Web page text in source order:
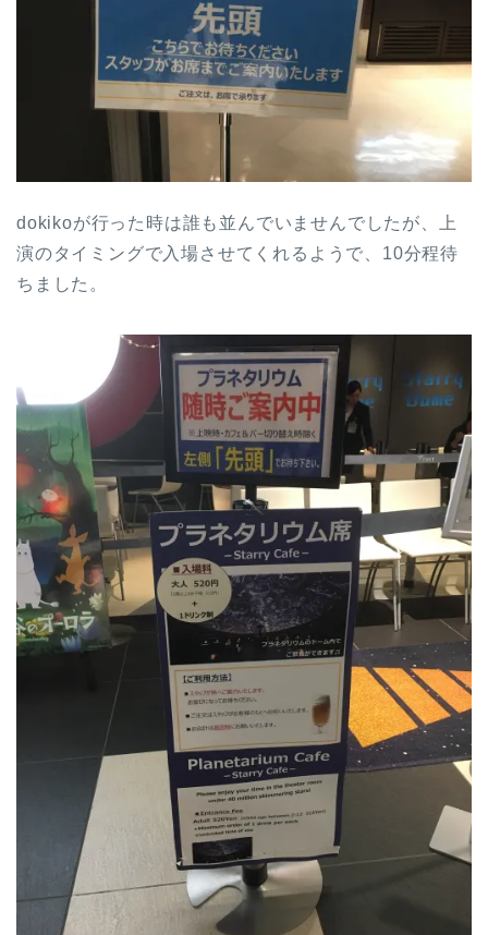
dokikoが行った時は誰も並んでいませんでしたが、上
演のタイミングで入場させてくれるようで、10分程待
ちました。